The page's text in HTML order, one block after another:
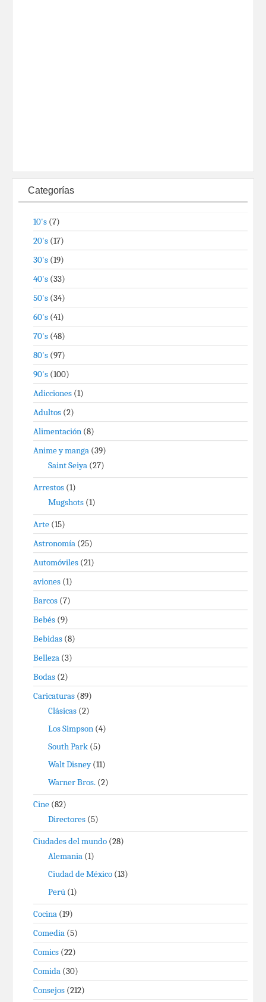
Categorías
10's (7)
20's (17)
30's (19)
40's (33)
50's (34)
60's (41)
70's (48)
80's (97)
90's (100)
Adicciones (1)
Adultos (2)
Alimentación (8)
Anime y manga (39)
Saint Seiya (27)
Arrestos (1)
Mugshots (1)
Arte (15)
Astronomía (25)
Automóviles (21)
aviones (1)
Barcos (7)
Bebés (9)
Bebidas (8)
Belleza (3)
Bodas (2)
Caricaturas (89)
Clásicas (2)
Los Simpson (4)
South Park (5)
Walt Disney(11)
Warner Bros. (2)
Cine (82)
Directores (5)
Ciudades del mundo (28)
Alemania (1)
Ciudad de México (13)
Perú (1)
Cocina (19)
Comedia (5)
Comics (22)
Comida (30)
Consejos (212)